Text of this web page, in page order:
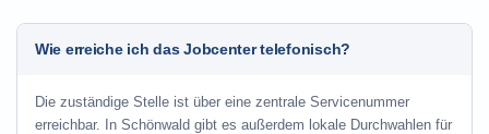
Wie erreiche ich das Jobcenter telefonisch?
Die zuständige Stelle ist über eine zentrale Servicenummer
erreichbar. In Schönwald gibt es außerdem lokale Durchwahlen für